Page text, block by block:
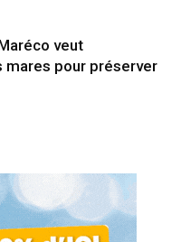
veut
mares pour préserver